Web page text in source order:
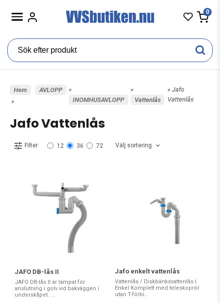
0
Hem
»
AVLOPP
»
INOMHUSAVLOPP
»
Vattenlås
» Jafo
Vattenlås
Jafo Vattenlås
Filter 12 36 72 Välj sortering
JAFO DB-lås II
JAFO DB-lås II är lämpat för
anslutning i golv vid bakväggen i
underskåpet. ...
Jafo enkelt vattenlås
Vattenlås / Diskbänksvattenlås I
Enkel Komplett med teleskoprör
utan T-förbi...